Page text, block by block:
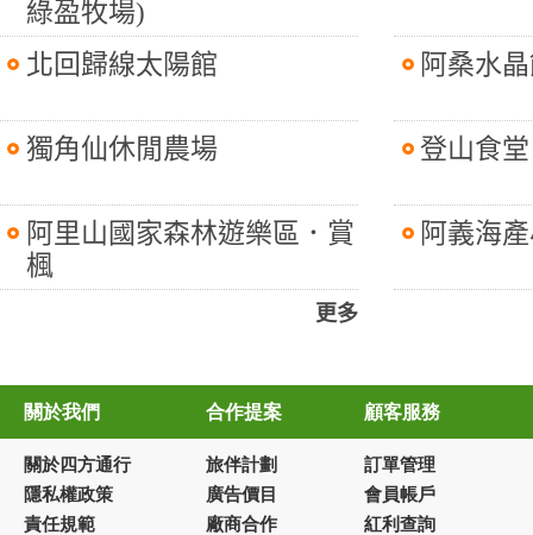
綠盈牧場)
北回歸線太陽館
獨角仙休閒農場
阿里山國家森林遊樂區．賞
楓
更多
阿桑水
登山食堂
阿義海